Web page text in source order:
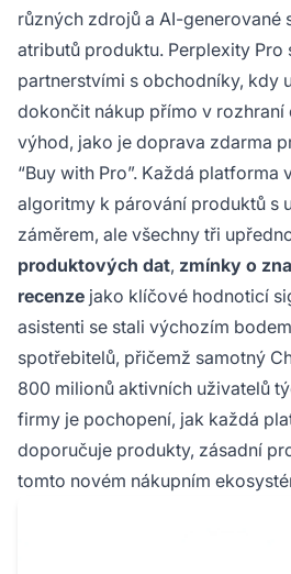
různých zdrojů a AI-generované
atributů produktu. Perplexity Pro
partnerstvími s obchodníky, kdy
dokončit nákup přímo v rozhraní
výhod, jako je doprava zdarma
“Buy with Pro”. Každá platforma
algoritmy k párování produktů s
záměrem, ale všechny tři
produktových dat, zmínky o
recenze jako klíčové hodnoticí
asistenti se stali výchozím
spotřebitelů, přičemž samotný
800 milionů aktivních uživatelů
firmy je pochopení, jak každá
doporučuje produkty, zásadní
tomto novém nákupním